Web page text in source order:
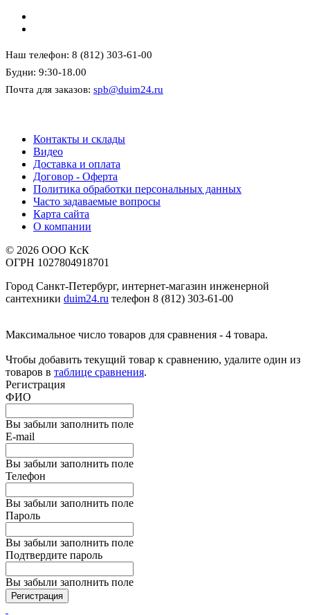
Наш телефон: 8 (812) 303-61-00
Будни: 9:30-18.00
Почта для заказов: spb@duim24.ru
Контакты и склады
Видео
Доставка и оплата
Договор - Оферта
Политика обработки персональных данных
Часто задаваемые вопросы
Карта сайта
О компании
© 2026 ООО КсК
ОГРН 1027804918701
Город Санкт-Петербург, интернет-магазин инженерной
сантехники duim24.ru телефон 8 (812) 303-61-00
Максимальное число товаров для сравнения - 4 товара.
Чтобы добавить текущий товар к сравнению, удалите один из
товаров в таблице сравнения.
Регистрация
ФИО
Вы забыли заполнить поле
E-mail
Вы забыли заполнить поле
Телефон
Вы забыли заполнить поле
Пароль
Вы забыли заполнить поле
Подтвердите пароль
Вы забыли заполнить поле
Регистрация